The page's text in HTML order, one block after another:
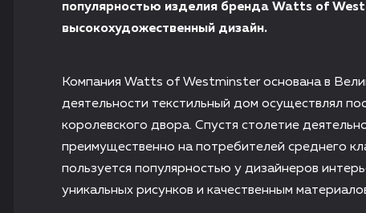
популярностью изделия бренда Watts of
высокохудожественный дизайн.
Компания Watts of Westminster основана в
деятельности текстильный дом осуществлял
королевского двора. Спустя столетие
преимущественно на потребителей среднего
пользуется популярностью у дизайнеров
уникальных рисунков и качественным